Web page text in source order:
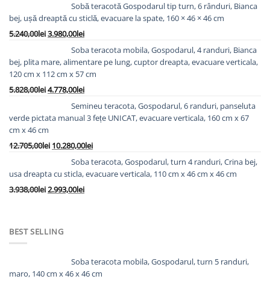
Sobă teracotă Gospodarul tip turn, 6 rânduri, Bianca
bej, ușă dreaptă cu sticlă, evacuare la spate, 160 × 46 × 46 cm
5.240,00leiPrețul
fost:
3.980,00leiPrețul
curent
este:
3.980,00lei.
Soba teracota mobila, Gospodarul, 4 randuri, Bianca
bej, plita mare, alimentare pe lung, cuptor dreapta, evacuare verticala,
120 cm x 112 cm x 57 cm
5.828,00leiPrețul
a
4.778,00leiPrețul
curent
este:
4.778,00lei.
Semineu teracota, Gospodarul, 6 randuri, panseluta
verde pictata manual 3 fețe UNICAT, evacuare verticala, 160 cm x 67
cm x 46 cm
12.705,00lei Prețul
12.705,00lei.
10.280,00leiPrețul
curent
Soba teracota, Gospodarul, turn 4 randuri, Crina bej,
usa dreapta cu sticla, evacuare verticala, 110 cm x 46 cm x 46 cm
3.938,00leiPrețul
3.938,00lei.
2.993,00leiPrețul
BEST SELLING
Soba teracota mobila, Gospodarul, turn 5 randuri,
maro, 140 cm x 46 x 46 cm